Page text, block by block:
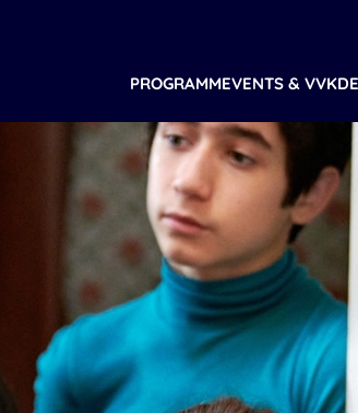
PROGRAMMEVENTS & VVK